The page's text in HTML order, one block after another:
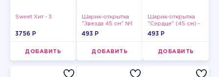
Sweet Хит - 3
3756 P
ДОБАВИТЬ
Шарик-открытка
"Звезда 45 см" №1
493 P
ДОБАВИТЬ
Шарик-открытка
"Сердце" (45 см) -
2
493 P
ДОБАВИТЬ